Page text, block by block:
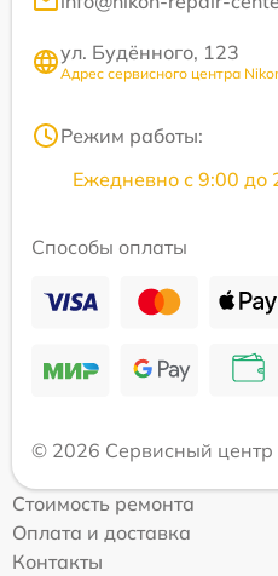
ул. Будённого, 123
Адрес сервисного центра
Режим работы:
Ежедневно с 9:00 до
Способы оплаты
© 2026 Сервисный центр
Стоимость ремонта
Оплата и доставка
Контакты